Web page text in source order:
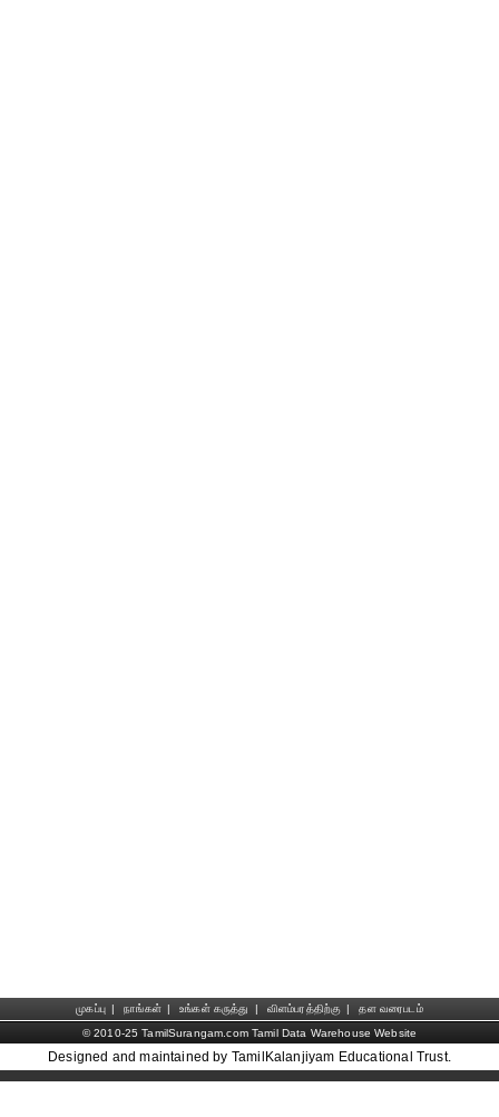
முகப்பு | நாங்கள் | உங்கள் கருத்து | விளம்பரத்திற்கு |
தள வரைபடம்
© 2010-25 TamilSurangam.com Tamil Data Warehouse Website
Designed and maintained by TamilKalanjiyam Educational Trust.